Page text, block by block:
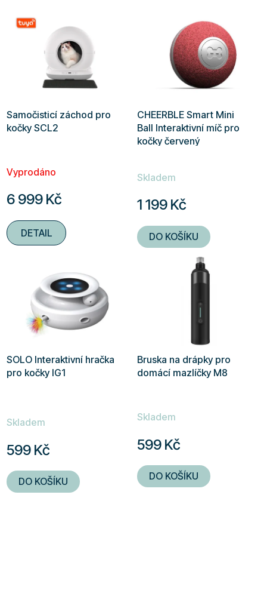
Samočisticí záchod pro
kočky SCL2
hodnocení
je
5,0
z
Vyprodáno
6 999 Kč
DETAIL
CHEERBLE Smart Mini
Ball Interaktivní míč pro
kočky červený
Skladem
1 199 Kč
DO KOŠÍKU
SOLO Interaktivní hračka
pro kočky IG1
Skladem
599 Kč
DO KOŠÍKU
Bruska na drápky pro
domácí mazlíčky M8
hodnocení
je
5,0
z
Skladem
599 Kč
DO KOŠÍKU